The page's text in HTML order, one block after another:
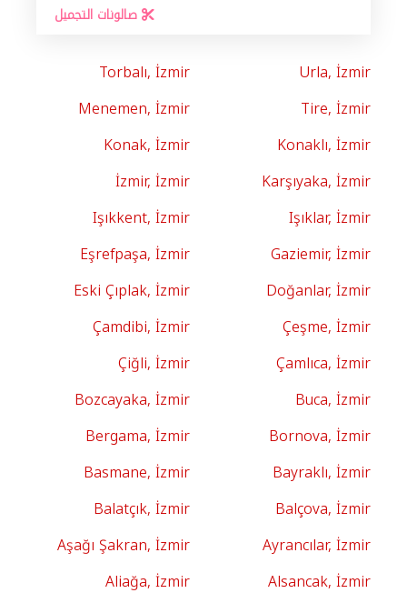
صالونات التجميل
Urla, İzmir
Torbalı, İzmir
Tire, İzmir
Menemen, İzmir
Konaklı, İzmir
Konak, İzmir
Karşıyaka, İzmir
İzmir, İzmir
Işıklar, İzmir
Işıkkent, İzmir
Gaziemir, İzmir
Eşrefpaşa, İzmir
Doğanlar, İzmir
Eski Çıplak, İzmir
Çeşme, İzmir
Çamdibi, İzmir
Çamlıca, İzmir
Çiğli, İzmir
Buca, İzmir
Bozcayaka, İzmir
Bornova, İzmir
Bergama, İzmir
Bayraklı, İzmir
Basmane, İzmir
Balçova, İzmir
Balatçık, İzmir
Ayrancılar, İzmir
Aşağı Şakran, İzmir
Alsancak, İzmir
Aliağa, İzmir